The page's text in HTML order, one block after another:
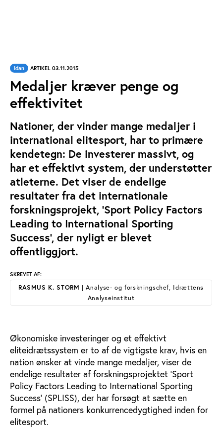
Idan ARTIKEL 03.11.2015
Medaljer kræver penge og
effektivitet
Nationer, der vinder mange medaljer i
international elitesport, har to primære
kendetegn: De investerer massivt, og
har et effektivt system, der understøtter
atleterne. Det viser de endelige
resultater fra det internationale
forskningsprojekt, ’Sport Policy Factors
Leading to International Sporting
Success’, der nyligt er blevet
offentliggjort.
SKREVET AF:
RASMUS K. STORM | Analyse- og forskningschef, Idrættens
Analyseinstitut
Økonomiske investeringer og et effektivt
eliteidrætssystem er to af de vigtigste krav, hvis en
nation ønsker at vinde mange medaljer, viser de
endelige resultater af forskningsprojektet ’Sport
Policy Factors Leading to International Sporting
Success’ (SPLISS), der har forsøgt at sætte en
formel på nationers konkurrencedygtighed inden for
elitesport.